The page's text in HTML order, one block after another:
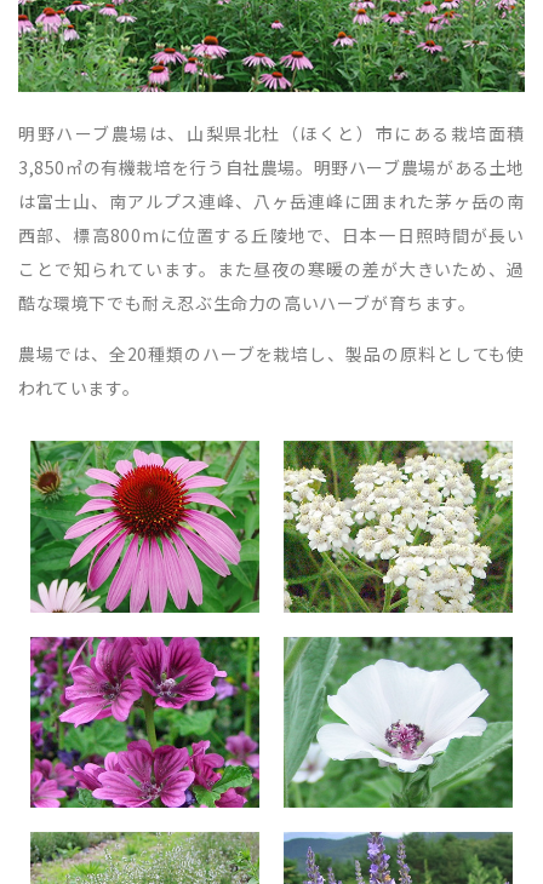
明野ハーブ農場は、山梨県北杜（ほくと）市にある栽培面積
3,850㎡の有機栽培を行う自社農場。明野ハーブ農場がある土地
は富士山、南アルプス連峰、八ヶ岳連峰に囲まれた茅ヶ岳の南
西部、標高800mに位置する丘陵地で、日本一日照時間が長い
ことで知られています。また昼夜の寒暖の差が大きいため、過
酷な環境下でも耐え忍ぶ生命力の高いハーブが育ちます。
農場では、全20種類のハーブを栽培し、製品の原料としても使
われています。